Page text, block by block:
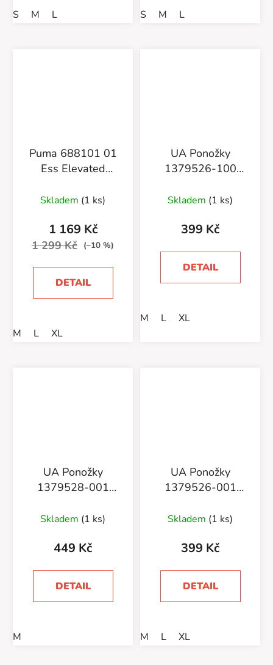
S M L S M L
Puma 688101 01
Ess Elevated
Skladem (1 ks)
1 169 Kč
1 299 Kč (–10 %)
DETAIL
M L XL
UA Ponožky
1379526-100
3pk NS-WHT
Skladem (1 ks)
399 Kč
DETAIL
M L XL
UA Ponožky
1379528-001
3pk Qtr-BLK
Skladem (1 ks)
449 Kč
DETAIL
M
UA Ponožky
1379526-001
3pk NS-BLK
Skladem (1 ks)
399 Kč
DETAIL
M L XL